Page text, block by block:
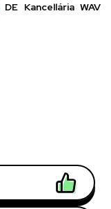
DE Kancellária WAV